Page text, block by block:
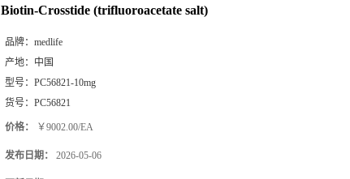
Biotin-Crosstide (trifluoroacetate salt)
品牌： medlife
产地： 中国
型号： PC56821-10mg
货号： PC56821
价格： ￥9002.00/EA
发布日期： 2026-05-06